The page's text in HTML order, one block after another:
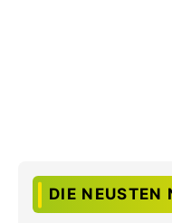
DIE NEUSTEN